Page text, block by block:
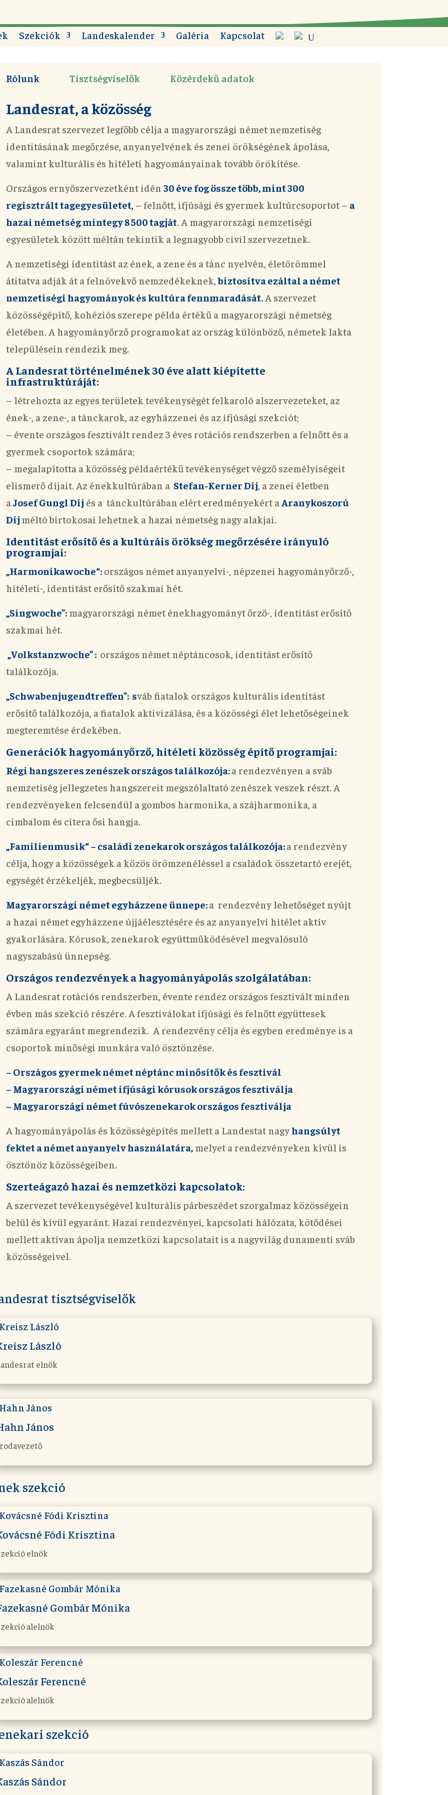
Szekciók Landeskalender Galéria Kapcsolat
Rólunk Tisztségviselők Közérdekű adatok
Landesrat, a közösség
A Landesrat szervezet legfőbb célja a magyarországi német nemzetiség
identitásának megőrzése, anyanyelvének és zenei örökségének ápolása,
valamint kulturális és hitéleti hagyományainak tovább örökítése.
Országos ernyőszervezetként idén30 éve fog össze több, mint 300
regisztrált tagegyesületet – felnőtt, ifjúsági és gyermek kultúrcsoportot – a
hazai németség mintegy 8 500 tagját. A magyarországi nemzetiségi
egyesületek között méltán tekintik a legnagyobb civil szervezetnek.
A nemzetiségi identitást az ének, a zene és a tánc nyelvén, életörömmel
átitatva adják át a felnövekvő nemzedékeknek,biztosítva ezáltal a német
nemzetiségi hagyományok és kultúra fennmaradását. A szervezet
közösségépítő, kohéziós szerepe példa értékű a magyarországi németség
életében. A hagyományőrző programokat az ország különböző, németek lakta
településein rendezik meg.
A Landesrat történelmének 30 éve alatt kiépítette
infrastruktúráját:
– létrehozta az egyes területek tevékenységét felkaroló alszervezeteket, az
ének-, a zene-, a tánckarok, az egyházzenei és az ifjúsági szekciót;
– évente országos fesztivált rendez 3 éves rotációs rendszerben a felnőtt és a
gyermek csoportok számára;
– megalapította a közösség példaértékű tevékenységet végző személyiségeit
elismerő díjait. Az énekkultúrában a Stefan-Kerner Díj , a zenei életben
aJosef Gungl Díj és a tánckultúrában elért eredményekért a Aranykoszorú
Díj méltó birtokosai lehetnek a hazai németség nagy alakjai.
Identitást erősítő és a kultúráis örökség megőrzésére irányuló
programjai:
„Harmonikawoche“: országos német anyanyelvi-, népzenei hagyományőrző-,
hitéleti-, identitást erősítő szakmai hét.
„Singwoche”: magyarországi német énekhagyományt őrző-, identitást erősítő
szakmai hét.
„Volkstanzwoche” : országos német néptáncosok, identitást erősítő
találkozója.
„Schwabenjugendtreffen”: sváb fiatalok országos kulturális identitást
erősítő találkozója, a fiatalok aktivizálása, és a közösségi élet lehetőségeinek
megteremtése érdekében.
Generációk hagyományőrző, hitéleti közösség építő programjai:
Régi hangszeres zenészek országos találkozója:a rendezvényen a sváb
nemzetiség jellegzetes hangszereit megszólaltató zenészek veszek részt. A
rendezvényeken felcsendül a gombos harmonika, a szájharmonika, a
cimbalom és citera ősi hangja.
„Familienmusik“ – családi zenekarok országos találkozója:a rendezvény
célja, hogy a közösségek a közös örömzenéléssel a családok összetartó erejét,
egységét érzékeljék, megbecsüljék.
Magyarországi német egyházzene ünnepe:a rendezvény lehetőséget nyújt
a hazai német egyházzene újjáélesztésére és az anyanyelvi hitélet aktív
gyakorlására. Kórusok, zenekarok együttműködésével megvalósuló
nagyszabású ünnepség.
Országos rendezvények a hagyományápolás szolgálatában:
A Landesrat rotációs rendszerben, évente rendez országos fesztivált minden
évben más szekció részére. A fesztiválokat ifjúsági és felnőtt együttesek
számára egyaránt megrendezik. A rendezvény célja és egyben eredménye is a
csoportok minőségi munkára való ösztönzése.
– Országos gyermek német néptánc minősítők és fesztivál
– Magyarországi német ifjúsági kórusok országos fesztiválja
– Magyarországi német fúvószenekarok országos fesztiválja
A hagyományápolás és közösségépítés mellett a Landestat nagy hangsúlyt
fektet a német anyanyelv használatára, melyet a rendezvényeken kívül is
ösztönöz közösségeiben.
Szerteágazó hazai és nemzetközi kapcsolatok:
A szervezet tevékenységével kulturális párbeszédet szorgalmaz közösségein
belül és kívül egyaránt. Hazai rendezvényei, kapcsolati hálózata, kötődései
mellett aktívan ápolja nemzetközi kapcsolatait is a nagyvilág dunamenti sváb
közösségeivel.
tisztségviselők
László
elnök
János
szekció
Fódi Krisztina
elnök
Gombár Mónika
alelnök
Ferencné
alelnök
szekció
Sándor